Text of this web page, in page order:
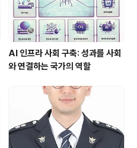
AI 인프라 사회 구축: 성과를 사회
와 연결하는 국가의 역할